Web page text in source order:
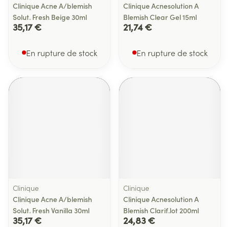
Clinique Acne A/blemish
Solut. Fresh Beige 30ml
35,17 €
En rupture de stock
Clinique Acnesolution A
Blemish Clear Gel 15ml
21,74 €
En rupture de stock
Clinique
Clinique Acne A/blemish
Solut. Fresh Vanilla 30ml
35,17 €
Clinique
Clinique Acnesolution A
Blemish Clarif.lot 200ml
24,83 €